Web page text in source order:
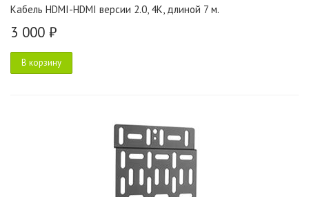
Кабель HDMI-HDMI версии 2.0, 4K, длиной 7 м.
3 000 ₽
В корзину